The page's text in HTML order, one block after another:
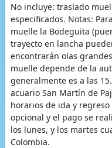
No incluye: traslado
especificados. Notas:
muelle la Bodeguita
trayecto en lancha
encontrarán olas
muelle depende de la
generalmente es a las
acuario San Martín de
horarios de ida y
opcional y el pago se
los lunes, y los martes
Colombia.